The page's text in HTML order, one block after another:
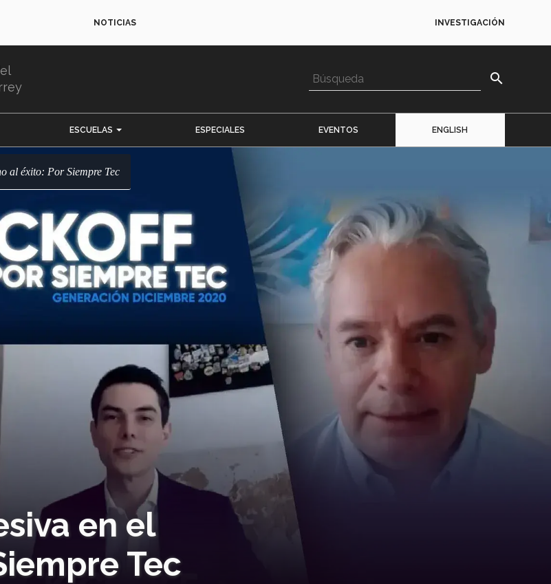
NOTICIAS INVESTIGACIÓN
search
ESCUELAS ESPECIALES EVENTOS ENGLISH
al éxito: Por Siempre Tec
en el
Tec